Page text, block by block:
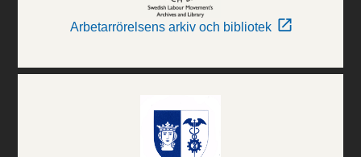
Arbetarrörelsens arkiv och bibliotek